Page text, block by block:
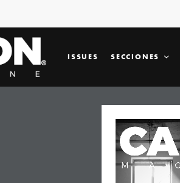
ISSUES SECCIONES